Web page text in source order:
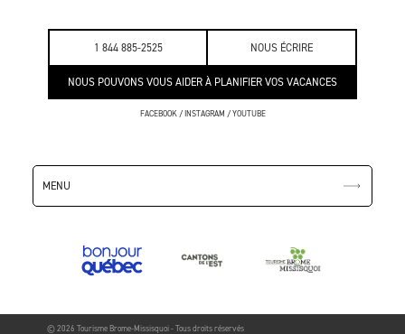
1 844 885-2525 NOUS ÉCRIRE
NOUS POUVONS VOUS AIDER À PLANIFIER VOS VACANCES
FACEBOOK/INSTAGRAM /YOUTUBE
MENU
© 2026 Tourisme Brome-Missisquoi - Tous droits réservés